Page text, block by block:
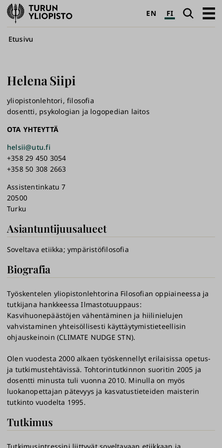
Turun
yliopisto
EN FI Haku
Avaa
Murupolku
Etusivu
Helena Siipi
yliopistonlehtori, filosofia
dosentti, psykologian ja logopedian laitos
OTA YHTEYTTÄ
helsii@utu.fi
+358 29 450 3054
+358 50 308 2663
Assistentinkatu 7
20500
Turku
Asiantuntijuusalueet
Soveltava etiikka ympäristöfilosofia
Biografia
Työskentelen yliopistonlehtorina Filosofian oppiaineessa ja
tutkijana hankkeessa Ilmastotuuppaus:
Kasvihuonepäästöjen vähentäminen ja hiilinielujen
vahvistaminen yhteisöllisesti käyttäytymistieteellisin
ohjauskeinoin (CLIMATE NUDGE STN).
Olen vuodesta 2000 alkaen työskennellyt erilaisissa opetus-
ja tutkimustehtävissä. Tohtorintutkinnon suoritin 2005 ja
dosentti minusta tuli vuonna 2010. Minulla on myös
luokanopettajan pätevyys ja kasvatustieteiden maisterin
tutkinto vuodelta 1995.
Tutkimus